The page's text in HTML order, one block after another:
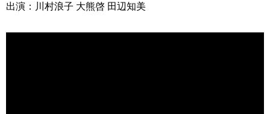
出演：川村浪子 大熊啓 田辺知美